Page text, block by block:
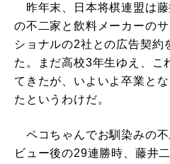
昨年末、日本将棋連盟は
の不二家と飲料メーカーの
ショナルの2社との広告契約
た。まだ高校3年生ゆえ、こ
てきたが、いよいよ卒業と
たというわけだ。
ペコちゃんでお馴染みの
ビュー後の29連勝時、藤井